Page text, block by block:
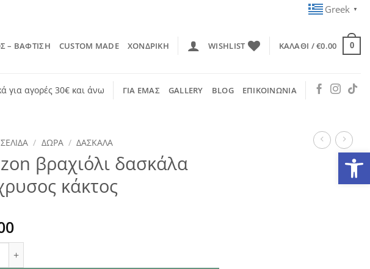
Greek ▼
– ΒΑΦΤΙΣΗ CUSTOM MADE ΧΟΝΔΡΙΚΗ WISHLIST ΚΑΛΆΘΙ /€0.00 0
για αγορές 30€ και άνω ΓΙΑ ΕΜΑΣ GALLERY BLOG ΕΠΙΚΟΙΝΩΝΙΑ
/ ΔΏΡΑ / ΔΑΣΚΑΛΑ
βραχιόλι δασκάλα
κάκτος
βραχιόλι δασκάλα επίχρυσος κάκτος ποσότητα